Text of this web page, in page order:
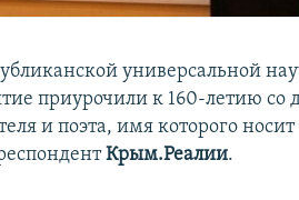
универсальной
приурочили к 160-летию со
и поэта, имя которого носит
Крым.Реалии.